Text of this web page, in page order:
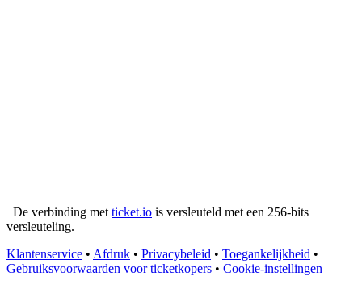
De verbinding metticket.io is versleuteld met een 256-bits
versleuteling.
Klantenservice • Afdruk • Privacybeleid • Toegankelijkheid •
Gebruiksvoorwaarden voor ticketkopers • Cookie-instellingen